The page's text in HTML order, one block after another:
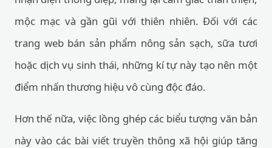
mộc mạc và gần gũi với thiên nhiên. Đối với các
trang web bán sản phẩm nông sản sạch, sữa tươi
hoặc dịch vụ sinh thái, những kí tự này tạo nên một
điểm nhấn thương hiệu vô cùng độc đáo.
Hơn thế nữa, việc lồng ghép các biểu tượng văn bản
này vào các bài viết truyền thông xã hội giúp tăng